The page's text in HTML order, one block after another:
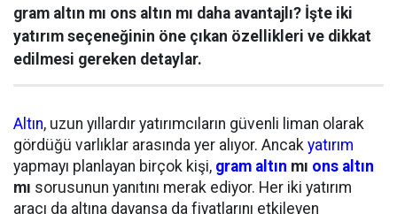
gram altın mı ons altın mı daha avantajlı? İşte iki
yatırım seçeneğinin öne çıkan özellikleri ve dikkat
edilmesi gereken detaylar.
Altın, uzun yıllardır yatırımcıların güvenli liman olarak
gördüğü varlıklar arasında yer alıyor. Ancak yatırım
yapmayı planlayan birçok kişi, gram altın mı ons altın
mı sorusunun yanıtını merak ediyor. Her iki yatırım
aracı da altına dayansa da fiyatlarını etkileyen